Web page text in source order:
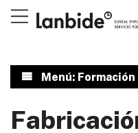
Menú: Formación